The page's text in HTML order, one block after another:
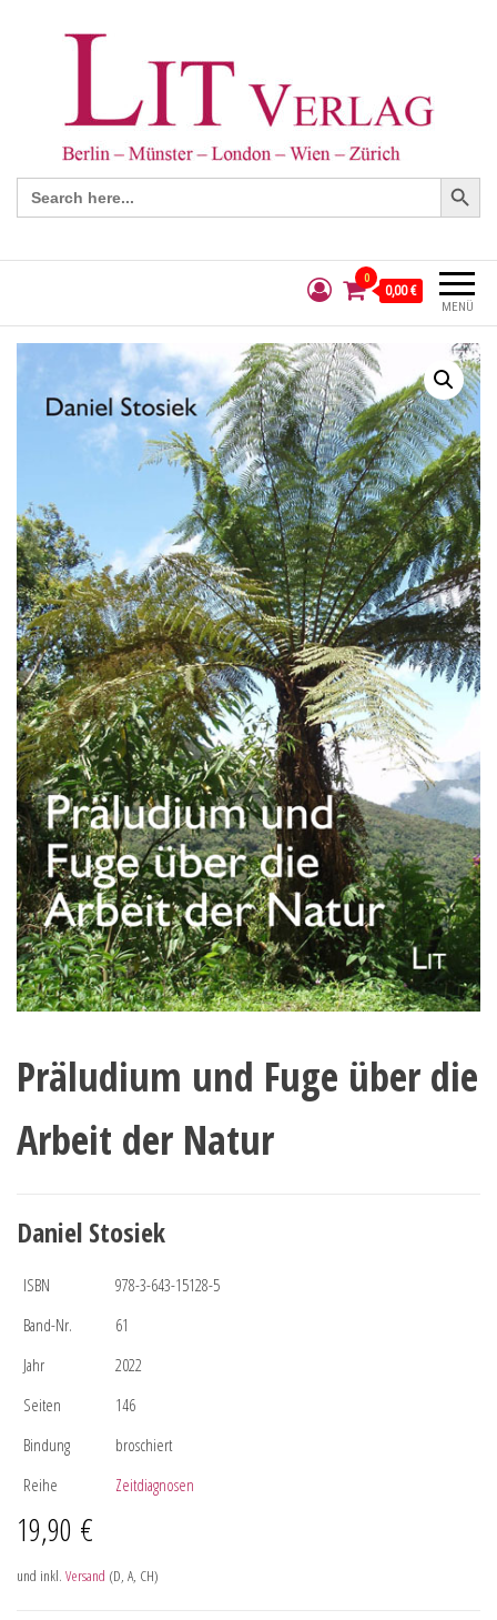
Search
for:
Search Button
MENÜ
0
0,00 €
Präludium und Fuge über die
Arbeit der Natur
Daniel Stosiek
ISBN
978-3-643-15128-5
Band-Nr.
61
Jahr
2022
Seiten
146
Bindung
broschiert
Reihe
Zeitdiagnosen
19,90 €
und inkl. Versand (D, A, CH)